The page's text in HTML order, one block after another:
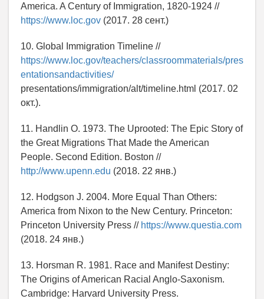
America. A Century of Immigration, 1820-1924 //
https://www.loc.gov (2017. 28 сент.)
10. Global Immigration Timeline //
https://www.loc.gov/teachers/classroommaterials/pres
entationsandactivities/
presentations/immigration/alt/timeline.html (2017. 02
окт.).
11. Handlin O. 1973. The Uprooted: The Epic Story of
the Great Migrations That Made the American
People. Second Edition. Boston //
http://www.upenn.edu (2018. 22 янв.)
12. Hodgson J. 2004. More Equal Than Others:
America from Nixon to the New Century. Princeton:
Princeton University Press // https://www.questia.com
(2018. 24 янв.)
13. Horsman R. 1981. Race and Manifest Destiny:
The Origins of American Racial Anglo-Saxonism.
Cambridge: Harvard University Press.